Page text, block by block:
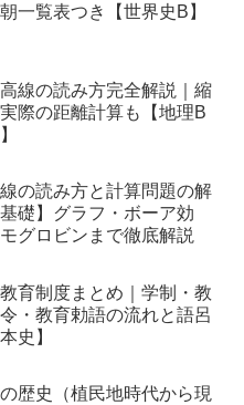
一覧表つき【世界史B】
線の読み方完全解説｜縮
際の距離計算も【地理B
の読み方と計算問題の解
礎】グラフ・ボーア効
グロビンまで徹底解説
育制度まとめ｜学制・教
・教育勅語の流れと語呂
史】
歴史（植民地時代から現